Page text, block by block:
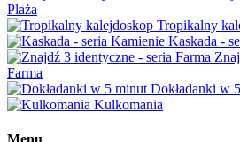
Plaża
Tropikalny
Kaskada -
Farma
Dokładanki w
Kulkomania